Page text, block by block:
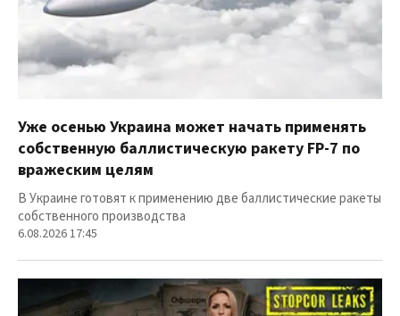
Уже осенью Украина может начать применять
собственную баллистическую ракету FP-7 по
вражеским целям
В Украине готовят к применению две баллистические ракеты
собственного производства
6.08.2026 17:45